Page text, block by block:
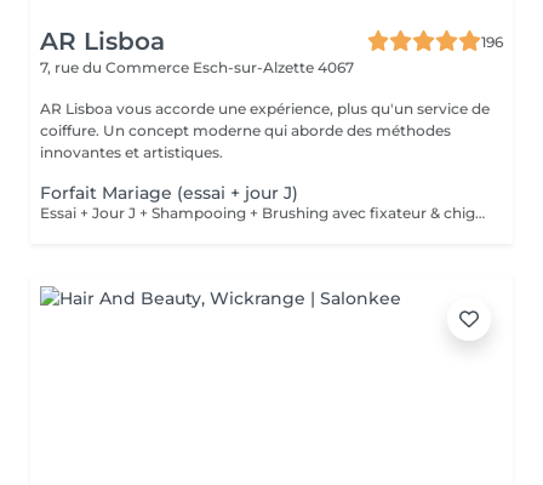
AR Lisboa
196
7, rue du Commerce Esch-sur-Alzette 4067
AR Lisboa vous accorde une expérience, plus qu'un service de
coiffure. Un concept moderne qui aborde des méthodes
innovantes et artistiques.
Forfait Mariage (essai + jour J)
Essai + Jour J + Shampooing + Brushing avec fixateur & chignon